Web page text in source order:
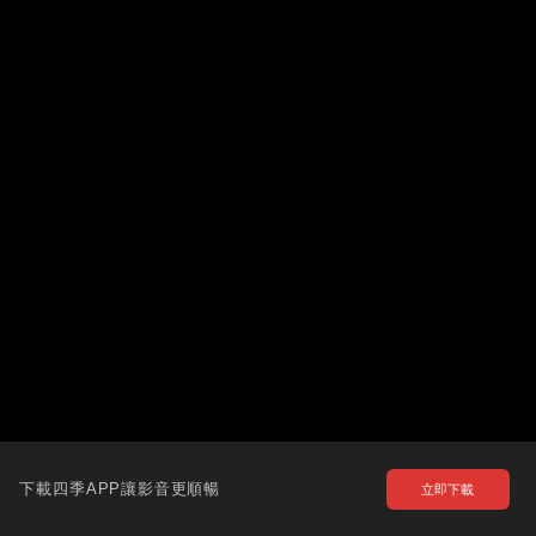
下載四季APP讓影音更順暢 立即下載